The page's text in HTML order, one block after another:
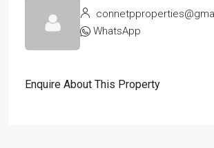
WhatsApp
Enquire About This Property